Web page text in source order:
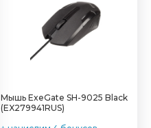
Мышь ExeGate SH-9025 Black
(EX279941RUS)